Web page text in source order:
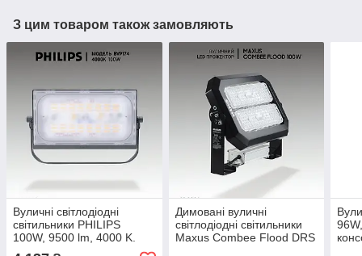
З цим товаром також замовляють
Вуличні світлодіодні
світильники PHILIPS
100W, 9500 lm, 4000 K.
Димовані вуличні
світлодіодні світильники
Maxus Combee Flood DRS